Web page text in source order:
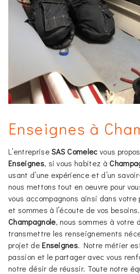
Enseignes à
L’entrepriseSAS Comelecvous
Enseignes, si vous habitez à
usant d’une expérience et d’un
nous mettons tout en oeuvre pour
vous accompagnons ainsi dans
et sommes à l’écoute de vos
Champagnole, nous sommes à votre
transmettre les renseignements
projet deEnseignes. Notre métier
passion et le partager avec vous
notre désir de réussir. Toute notre